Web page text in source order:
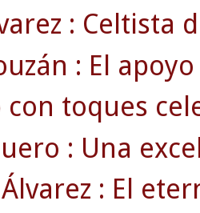
: Celtista
: El
con toques
: Una
: El